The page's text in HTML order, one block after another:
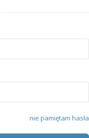
nie pamiętam hasła